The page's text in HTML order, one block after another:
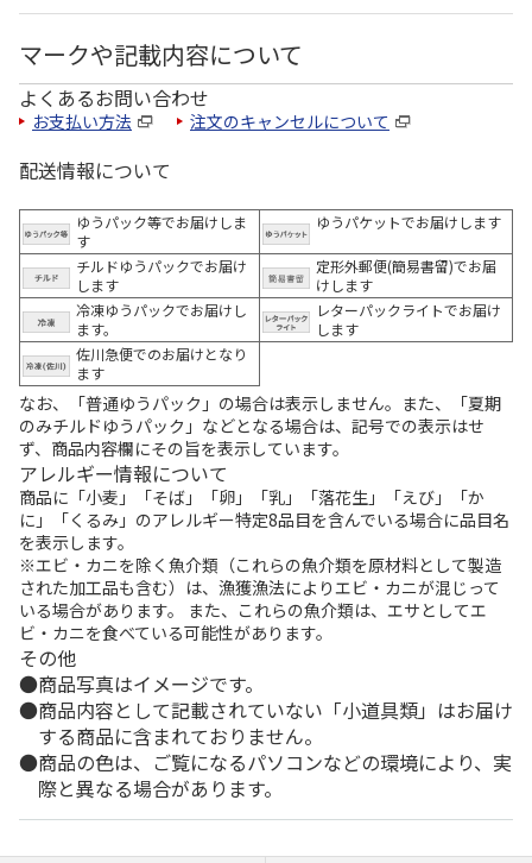
マークや記載内容について
よくあるお問い合わせ
お支払い方法 注文のキャンセルについて
配送情報について
ゆうパック等でお届けしま
す
ゆうパケットでお届けします
チルドゆうパックでお届け
します
定形外郵便(簡易書留)でお届
けします
冷凍ゆうパックでお届けし
ます。
レターパックライトでお届け
します
佐川急便でのお届けとなり
ます
なお、「普通ゆうパック」の場合は表示しません。また、「夏期
のみチルドゆうパック」などとなる場合は、記号での表示はせ
ず、商品内容欄にその旨を表示しています。
アレルギー情報について
商品に「小麦」「そば」「卵」「乳」「落花生」「えび」「か
に」「くるみ」のアレルギー特定8品目を含んでいる場合に品目名
を表示します。
※エビ・カニを除く魚介類（これらの魚介類を原材料として製造
された加工品も含む）は、漁獲漁法によりエビ・カニが混じって
いる場合があります。 また、これらの魚介類は、エサとしてエ
ビ・カニを食べている可能性があります。
その他
商品写真はイメージです。
商品内容として記載されていない「小道具類」はお届け
する商品に含まれておりません。
商品の色は、ご覧になるパソコンなどの環境により、実
際と異なる場合があります。